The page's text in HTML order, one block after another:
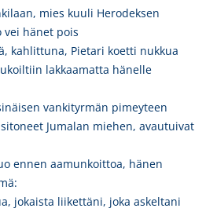
mies kuuli Herodeksen
vei hänet pois
kahlittuna, Pietari koetti nukkua
lakkaamatta hänelle
vankityrmän pimeyteen
Jumalan miehen, avautuivat
ennen aamunkoittoa, hänen
jokaista liikettäni, joka askeltani